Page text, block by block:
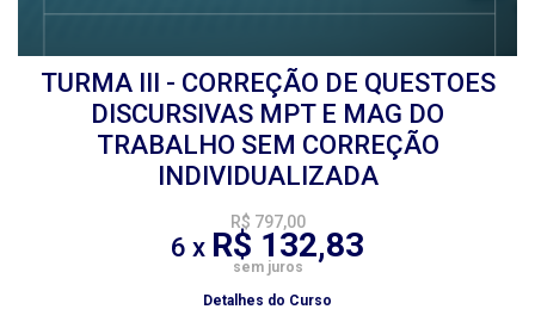
TURMA III - CORREÇÃO DE QUESTOES
DISCURSIVAS MPT E MAG DO
TRABALHO SEM CORREÇÃO
INDIVIDUALIZADA
R$ 797,00
6 x R$ 132,83
sem juros
Detalhes do Curso